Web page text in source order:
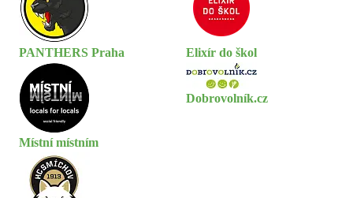
PANTHERS Praha Elixír do škol
Místní místním
Dobrovolník.cz